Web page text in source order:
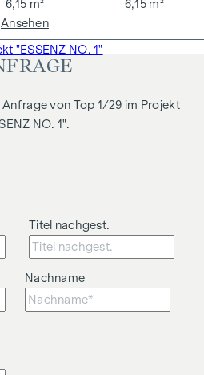
zwischen dem Vermittler und
ein familiäres oder
6,15 m²
6,15 m²
Ansehen
"ESSENZ NO. 1"
von Top 1/29 im Projekt
NO. 1".
Titel nachgest.
Nachname